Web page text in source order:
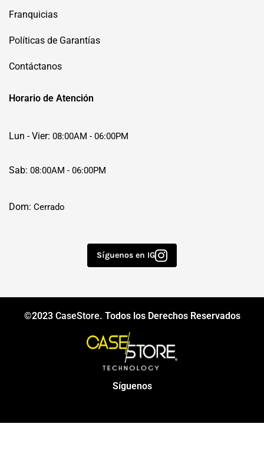
Franquicias
Políticas de Garantías
Contáctanos
Horario de Atención
Lun - Vier: 08:00AM - 06:00PM
Sab: 08:00AM - 06:00PM
Dom: Cerrado
Síguenos en IG
©2023 CaseStore. Todos los Derechos Reservados
Síguenos